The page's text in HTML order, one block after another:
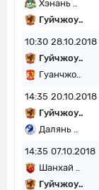
Хэнань ..
Гуйчжоу..
10:30 28.10.2018
Гуйчжоу..
Гуанчжо..
14:35 20.10.2018
Гуйчжоу..
Далянь ..
14:35 07.10.2018
Шанхай ..
Гуйчжоу..